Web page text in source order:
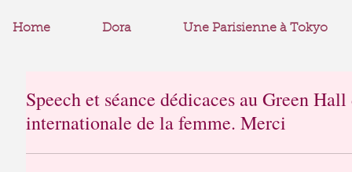
Home Dora Une Parisienne à Tokyo
Speech et séance dédicaces au Green
internationale de la femme. Merci